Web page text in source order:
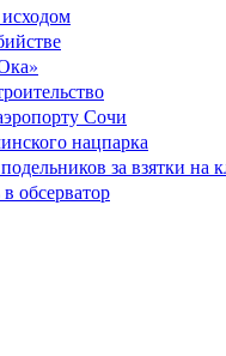
Сочи
нацпарка
за взятки на
обсерватор